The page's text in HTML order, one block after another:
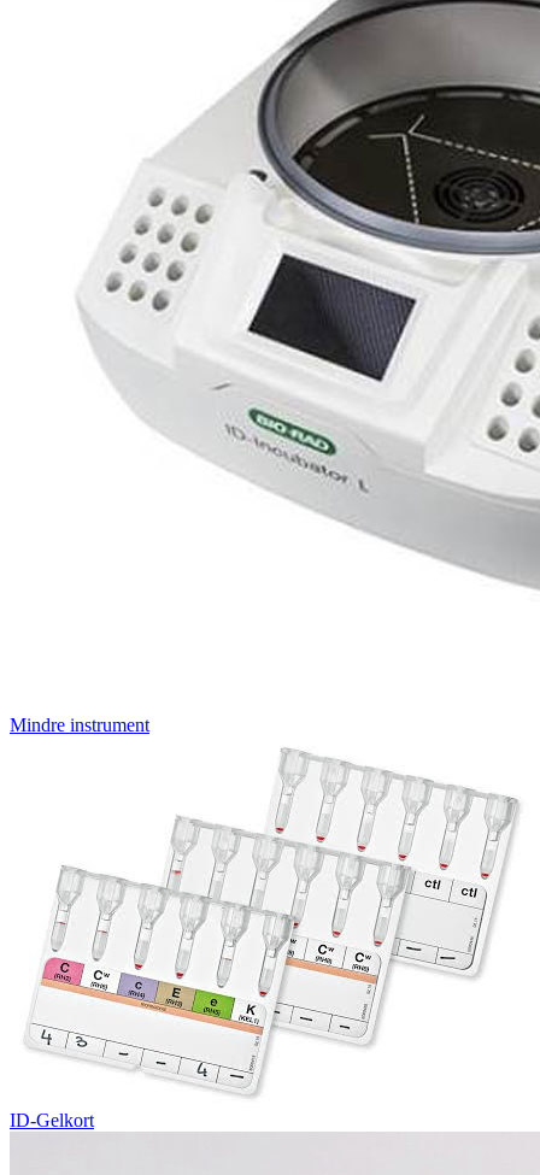
Mindre instrument
ID-Gelkort